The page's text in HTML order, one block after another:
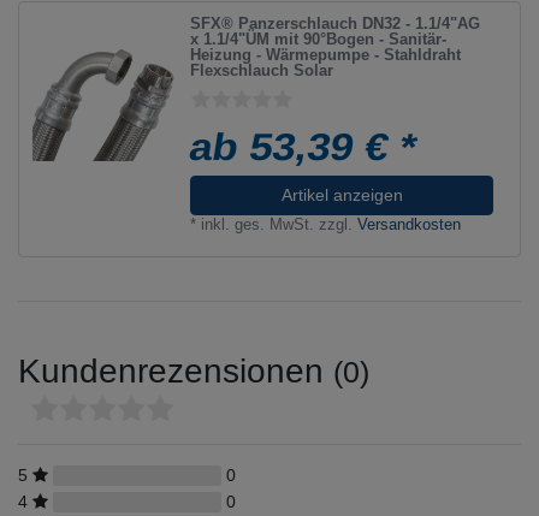
SFX® Panzerschlauch DN32 - 1.1/4"AG
x 1.1/4"ÜM mit 90°Bogen - Sanitär-
Heizung - Wärmepumpe - Stahldraht
Flexschlauch Solar
ab 53,39 € *
Artikel anzeigen
* inkl. ges. MwSt. zzgl.Versandkosten
Kundenrezensionen (0)
5
0
4
0